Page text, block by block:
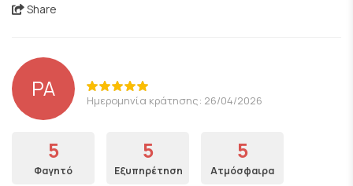
Share
PA Ημερομηνία κράτησης: 26/04/2026
5
Φαγητό
5
Εξυπηρέτηση
5
Ατμόσφαιρα